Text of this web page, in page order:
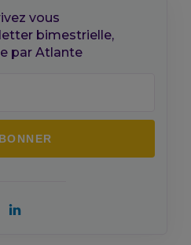
vous
bimestrielle,
par Atlante